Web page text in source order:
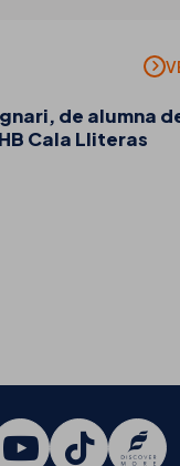
de alumna
Cala Lliteras